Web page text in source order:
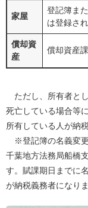
家屋
登記簿ま
は登録さ
償却資
産
償却資産
ただし、所有者と
死亡している場合等
所有している人が納
※登記簿の名義変更
千葉地方法務局船橋
す。賦課期日までに
が納税義務者になりま